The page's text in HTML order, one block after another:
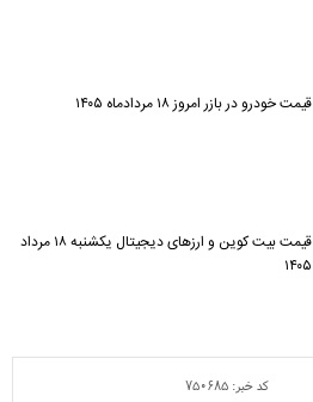
قیمت خودرو در بازر امروز ۱۸ مردادماه ۱۴۰۵
قیمت بیت کوین و ارز‌های دیجیتال یکشنبه ۱۸ مرداد
۱۴۰۵
کد خبر: ۷۵۰۶۸۵